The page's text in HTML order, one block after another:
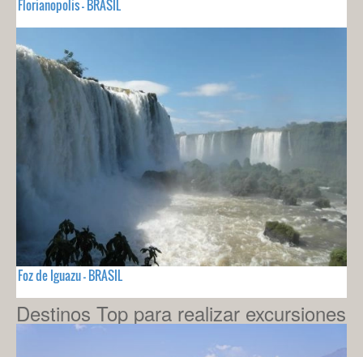
Florianopolis - BRASIL
Foz de Iguazu - BRASIL
Destinos Top para realizar excursiones